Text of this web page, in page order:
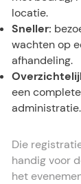
locatie.
Sneller:
wachten op
afhandeling.
een
administratie.
Die
handig voor
het